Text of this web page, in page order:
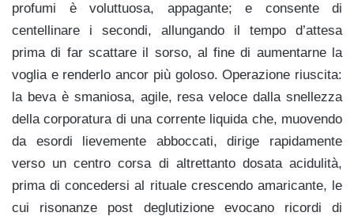
profumi è voluttuosa, appagante; e consente di
centellinare i secondi, allungando il tempo d’attesa
prima di far scattare il sorso, al fine di aumentarne la
voglia e renderlo ancor più goloso. Operazione riuscita:
la beva è smaniosa, agile, resa veloce dalla snellezza
della corporatura di una corrente liquida che, muovendo
da esordi lievemente abboccati, dirige rapidamente
verso un centro corsa di altrettanto dosata acidulità,
prima di concedersi al rituale crescendo amaricante, le
cui risonanze post deglutizione evocano ricordi di